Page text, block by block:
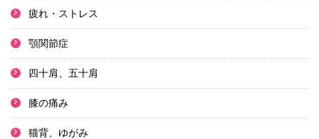
疲れ・ストレス
顎関節症
四十肩、五十肩
膝の痛み
猫背、ゆがみ